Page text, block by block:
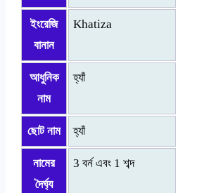
ইংরেজি
বানান
Khatiza
আধুনিক
নাম
হ্যাঁ
ছোট নাম হ্যাঁ
নামের
দৈর্ঘ্য
3 বর্ন এবং 1 শব্দ